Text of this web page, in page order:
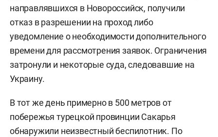
направлявшихся в Новороссийск, получили
отказ в разрешении на проход либо
уведомление о необходимости дополнительного
времени для рассмотрения заявок. Ограничения
затронули и некоторые суда, следовавшие на
Украину.
В тот же день примерно в 500 метров от
побережья турецкой провинции Сакарья
обнаружили неизвестный беспилотник. По